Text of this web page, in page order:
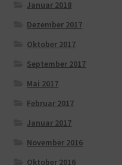
Januar 2018
Dezember 2017
Oktober 2017
September 2017
Mai 2017
Februar 2017
Januar 2017
November 2016
Oktober 2016